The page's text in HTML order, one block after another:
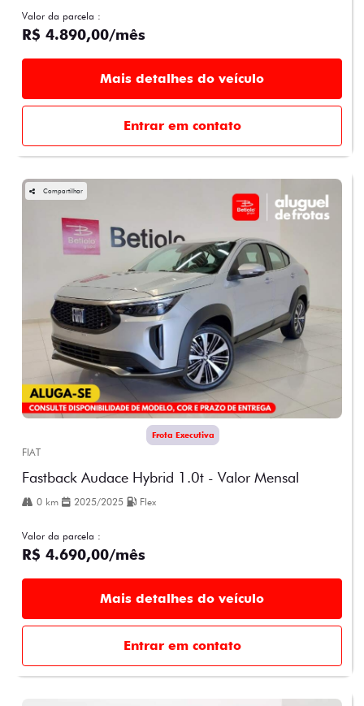
Valor da parcela :
R$ 4.890,00/mês
Mais detalhes do veículo
Entrar em contato
Compartilhar
Frota Executiva
FIAT
Fastback Audace Hybrid 1.0t - Valor Mensal
0 km 2025/2025 Flex
Valor da parcela :
R$ 4.690,00/mês
Mais detalhes do veículo
Entrar em contato